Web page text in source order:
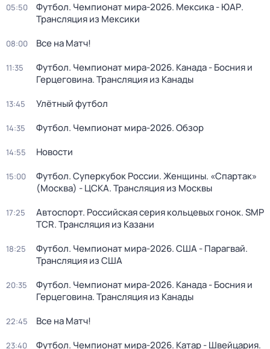
05:50
Футбол. Чемпионат мира-2026. Мексика - ЮАР.
Трансляция из Мексики
08:00 Все на Матч!
11:35
Футбол. Чемпионат мира-2026. Канада - Босния и
Герцеговина. Трансляция из Канады
13:45 Улётный футбол
14:35 Футбол. Чемпионат мира-2026. Обзор
14:55 Новости
15:00
Футбол. Суперкубок России. Женщины. «Спартак»
(Москва) - ЦСКА. Трансляция из Москвы
17:25
Автоспорт. Российская серия кольцевых гонок. SMP
TCR. Трансляция из Казани
18:25
Футбол. Чемпионат мира-2026. США - Парагвай.
Трансляция из США
20:35
Футбол. Чемпионат мира-2026. Канада - Босния и
Герцеговина. Трансляция из Канады
22:45 Все на Матч!
23:40
Футбол. Чемпионат мира-2026. Катар - Швейцария.